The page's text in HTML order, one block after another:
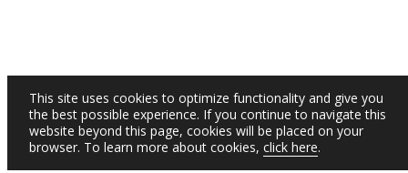
This site uses cookies to optimize functionality and give you
the best possible experience. If you continue to navigate this
website beyond this page, cookies will be placed on your
browser. To learn more about cookies, click here.